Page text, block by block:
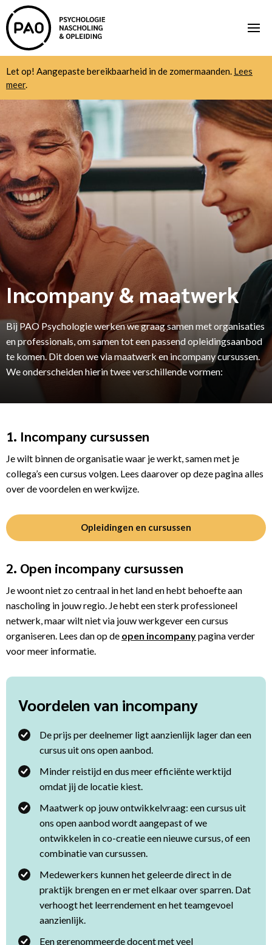
Let op! Aangepaste bereikbaarheid in de zomermaanden. Lees
meer.
Incompany & maatwerk
Bij PAO Psychologie werken we graag samen met organisaties
en professionals, om samen tot een passend opleidingsaanbod
te komen. Dit doen we via maatwerk en incompany cursussen.
We onderscheiden hierin twee verschillende vormen:
1. Incompany cursussen
Je wilt binnen de organisatie waar je werkt, samen met je
collega’s een cursus volgen. Lees daarover op deze pagina alles
over de voordelen en werkwijze.
Opleidingen en cursussen
2. Open incompany cursussen
Je woont niet zo centraal in het land en hebt behoefte aan
nascholing in jouw regio. Je hebt een sterk professioneel
netwerk, maar wilt niet via jouw werkgever een cursus
organiseren. Lees dan op de open incompanypagina verder
voor meer informatie.
Voordelen van incompany
De prijs per deelnemer ligt aanzienlijk lager dan een
cursus uit ons open aanbod.
Minder reistijd en dus meer efficiënte werktijd
omdat jij de locatie kiest.
Maatwerk op jouw ontwikkelvraag: een cursus uit
ons open aanbod wordt aangepast of we
ontwikkelen in co-creatie een nieuwe cursus, of een
combinatie van cursussen.
Medewerkers kunnen het geleerde direct in de
praktijk brengen en er met elkaar over sparren. Dat
verhoogt het leerrendement en het teamgevoel
aanzienlijk.
Een gerenommeerde docent met veel